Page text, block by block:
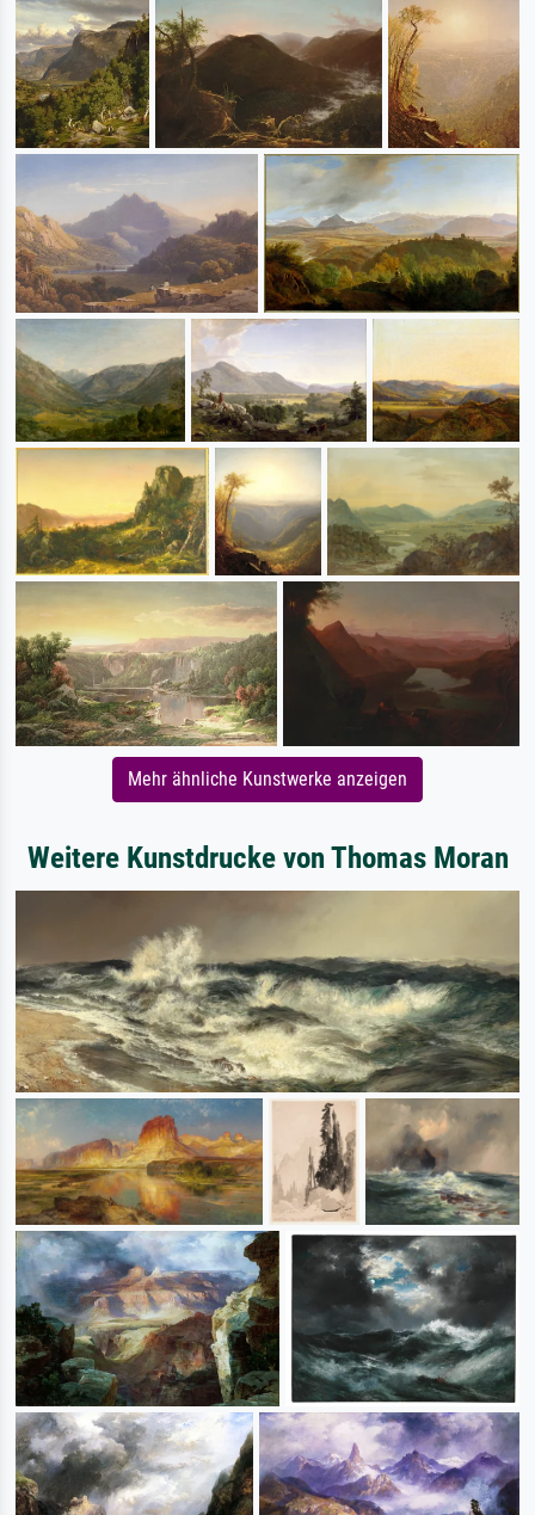
Mehr ähnliche Kunstwerke anzeigen
Weitere Kunstdrucke von Thomas Moran